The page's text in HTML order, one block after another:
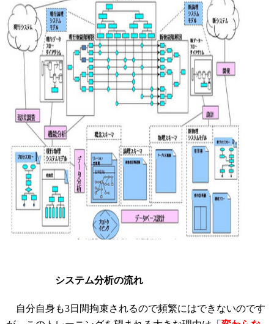
システム分析の流れ
自分自身も3日間拘束されるので頻繁にはできないのです